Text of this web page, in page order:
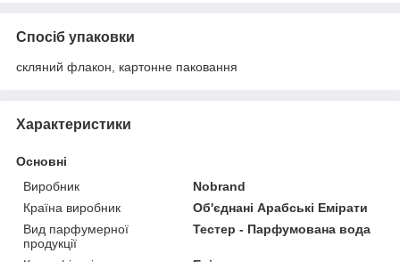
Спосіб упаковки
скляний флакон, картонне паковання
Характеристики
Основні
Виробник
Nobrand
Країна виробник
Об'єднані Арабські Емірати
Вид парфумерної
продукції
Тестер - Парфумована вода